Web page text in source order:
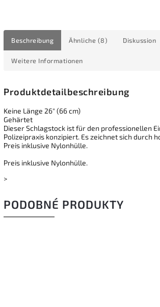
Beschreibung Ähnliche (8) Diskussion
Weitere Informationen
Produktdetailbeschreibung
Keine Länge 26" (66 cm)
Gehärtet
Dieser Schlagstock ist für den professionellen
Polizeipraxis konzipiert. Es zeichnet sich durch
Preis inklusive Nylonhülle.
Preis inklusive Nylonhülle.
>
PODOBNÉ PRODUKTY